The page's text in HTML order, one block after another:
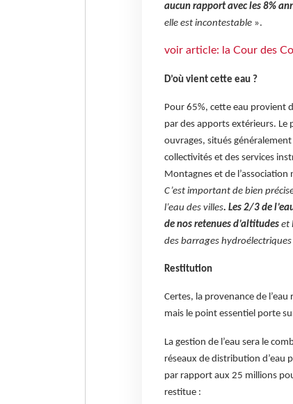
aucun rapport avec les 8%
elle est incontestable ».
voir article: la Cour des
D’où vient cette eau ?
Pour 65%, cette eau provient
par des apports extérieurs. Le
ouvrages, situés
collectivités et des services
Montagnes et de
C’est important de bien
l’eau des villes. Les 2/3 de
de nos retenues d’altitudeset
des barrages hydroélectriques
Restitution
Certes, la provenance de
mais le point essentiel porte
La gestion de l’eau sera le
réseaux de distribution d’eau
par rapport aux 25 millions
restitue :